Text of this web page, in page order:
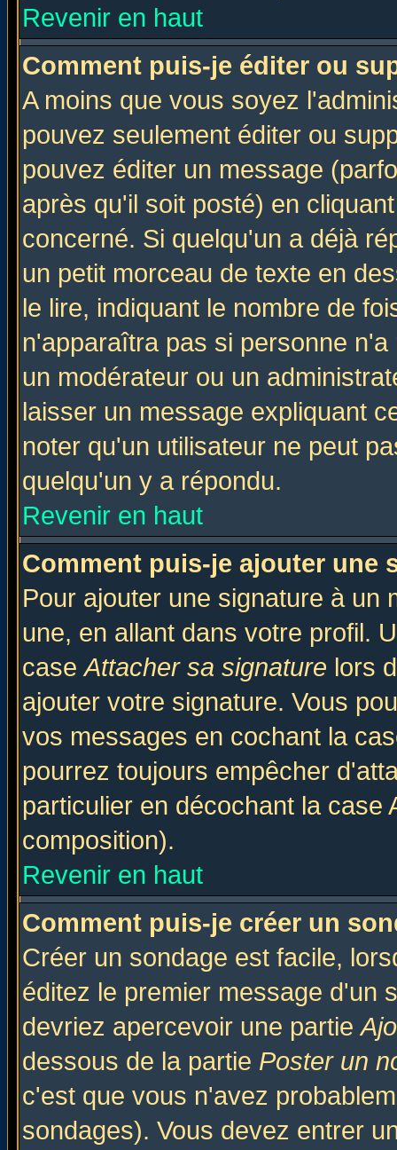
Revenir en haut
Comment puis-je éditer ou
A moins que vous soyez
pouvez seulement éditer ou
pouvez éditer un message
après qu'il soit posté) en
concerné. Si quelqu'un a déjà
un petit morceau de texte en
le lire, indiquant le nombre de
n'apparaîtra pas si personne
un modérateur ou un
laisser un message expliquant
noter qu'un utilisateur ne peut
quelqu'un y a répondu.
Revenir en haut
Comment puis-je ajouter une
Pour ajouter une signature à un
une, en allant dans votre profil.
caseAttacher sa signature lors
ajouter votre signature. Vous
vos messages en cochant la
pourrez toujours empêcher
particulier en décochant la
composition).
Revenir en haut
Comment puis-je créer un
Créer un sondage est facile,
éditez le premier message d'un
devriez apercevoir une partie
dessous de la partie Poster un
c'est que vous n'avez
sondages). Vous devez entrer